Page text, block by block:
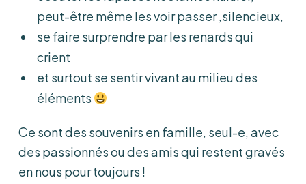
peut-être même les voir passer ,silencieux,
se faire surprendre par les renards qui
crient
et surtout se sentir vivant au milieu des
éléments
Ce sont des souvenirs en famille, seul-e, avec
des passionnés ou des amis qui restent gravés
en nous pour toujours !